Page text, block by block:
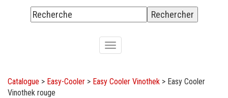
Toggle
navigation
Catalogue > Easy-Cooler > Easy Cooler Vinothek > Easy Cooler
Vinothek rouge